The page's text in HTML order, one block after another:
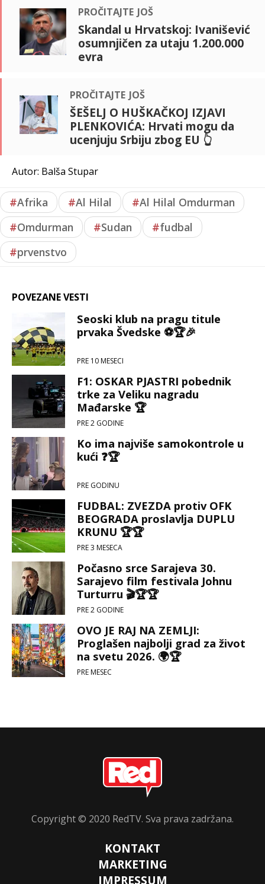
pročitajte još
Skandal u Hrvatskoj: Ivanišević
osumnjičen za utaju 1.200.000
evra
pročitajte još
ŠEŠELJ O HUŠKAČKOJ IZJAVI
PLENKOVIĆA: Hrvati mogu da
ucenjuju Srbiju zbog EU 👆
Autor: Balša Stupar
#Afrika #Al Hilal #Al Hilal Omdurman
#Omdurman #Sudan #fudbal
#prvenstvo
POVEZANE VESTI
Seoski klub na pragu titule
prvaka Švedske ⚽🏆🎉
PRE 10 MESECI
F1: OSKAR PJASTRI pobednik
trke za Veliku nagradu
Mađarske 🏆
PRE 2 GODINE
Ko ima najviše samokontrole u
kući ❓🏆
PRE GODINU
FUDBAL: ZVEZDA protiv OFK
BEOGRADA proslavlja DUPLU
KRUNU 🏆🏆
PRE 3 MESECA
Počasno srce Sarajeva 30.
Sarajevo film festivala Johnu
Turturru 🎬🏆🏆
PRE 2 GODINE
OVO JE RAJ NA ZEMLJI:
Proglašen najbolji grad za život
na svetu 2026. 🌍🏆
PRE MESEC
Copyright © 2020 RedTV. Sva prava zadržana.
KONTAKT
MARKETING
IMPRESSUM